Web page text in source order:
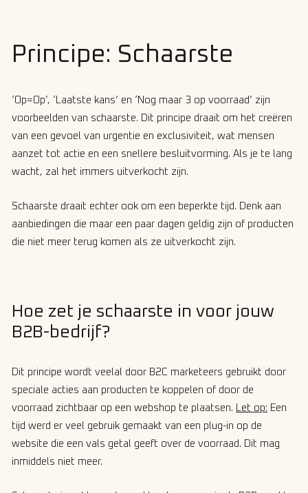
Principe: Schaarste
‘Op=Op’, ‘Laatste kans’ en ‘Nog maar 3 op voorraad’ zijn
voorbeelden van schaarste. Dit principe draait om het creëren
van een gevoel van urgentie en exclusiviteit, wat mensen
aanzet tot actie en een snellere besluitvorming. Als je te lang
wacht, zal het immers uitverkocht zijn.
Schaarste draait echter ook om een beperkte tijd. Denk aan
aanbiedingen die maar een paar dagen geldig zijn of producten
die niet meer terug komen als ze uitverkocht zijn.
Hoe zet je schaarste in voor jouw
B2B-bedrijf?
Dit principe wordt veelal door B2C marketeers gebruikt door
speciale acties aan producten te koppelen of door de
voorraad zichtbaar op een webshop te plaatsen. Let op: Een
tijd werd er veel gebruik gemaakt van een plug-in op de
website die een vals getal geeft over de voorraad. Dit mag
inmiddels niet meer.